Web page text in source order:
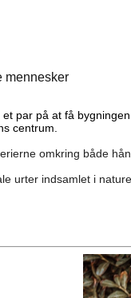
mennesker
par på at få
centrum.
omkring både
urter indsamlet i